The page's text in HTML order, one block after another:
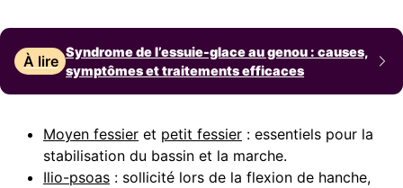
À lire
Syndrome de l’essuie-glace au genou : causes,
symptômes et traitements efficaces
Moyen fessier et petit fessier : essentiels pour la
stabilisation du bassin et la marche.
Ilio-psoas : sollicité lors de la flexion de hanche,